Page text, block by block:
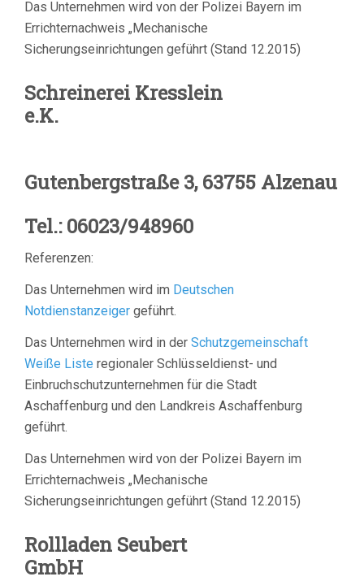
Das Unternehmen wird von der Polizei Bayern im
Errichternachweis „Mechanische
Sicherungseinrichtungen geführt (Stand 12.2015)
Schreinerei Kresslein
e.K.
Gutenbergstraße 3, 63755 Alzenau
Tel.: 06023/948960
Referenzen:
Das Unternehmen wird im Deutschen
Notdienstanzeiger geführt.
Das Unternehmen wird in der Schutzgemeinschaft
Weiße Liste regionaler Schlüsseldienst- und
Einbruchschutzunternehmen für die Stadt
Aschaffenburg und den Landkreis Aschaffenburg
geführt.
Das Unternehmen wird von der Polizei Bayern im
Errichternachweis „Mechanische
Sicherungseinrichtungen geführt (Stand 12.2015)
Rollladen Seubert
GmbH